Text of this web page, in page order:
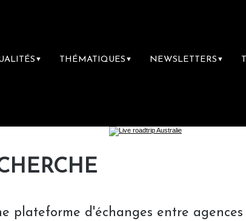
▼ THÉMATIQUES ▼ NEWSLETTERS ▼
plateforme d'échanges entre agences